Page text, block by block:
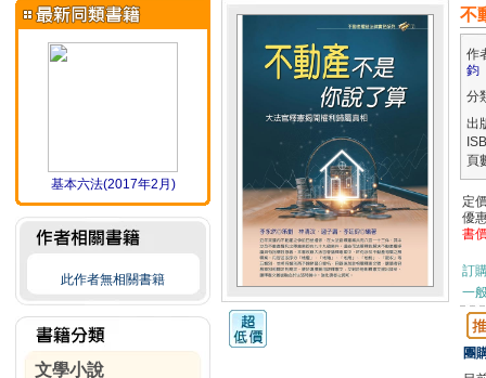
基本六法(2017年2月)
此作者無相關書籍
文學小說
不
作
鈞
分
出
頁
定
優
書
訂
一
團